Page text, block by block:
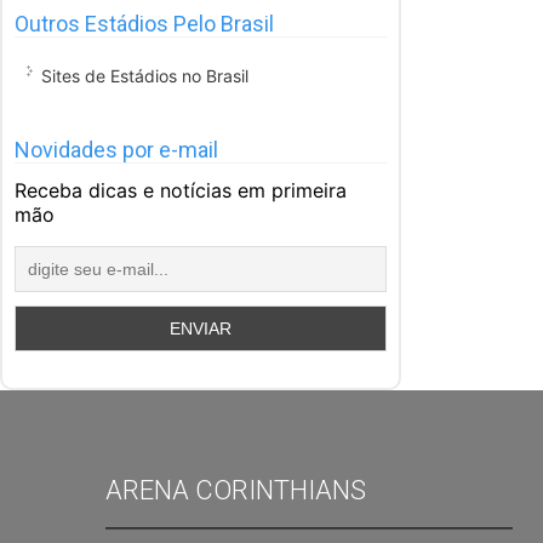
Outros Estádios Pelo Brasil
Sites de Estádios no Brasil
Novidades por e-mail
Receba dicas e notícias em primeira
mão
ARENA CORINTHIANS